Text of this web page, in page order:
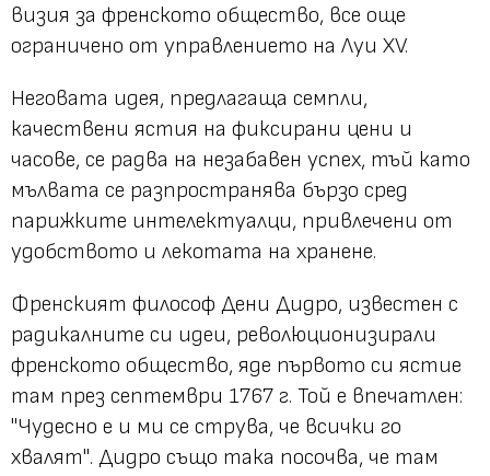
визия за френското общество, все още
ограничено от управлението на Луи XV.
Неговата идея, предлагаща семпли,
качествени ястия на фиксирани цени и
часове, се радва на незабавен успех, тъй като
мълвата се разпространява бързо сред
парижките интелектуалци, привлечени от
удобството и лекотата на хранене.
Френският философ Дени Дидро, известен с
радикалните си идеи, революционизирали
френското общество, яде първото си ястие
там през септември 1767 г. Той е впечатлен:
"Чудесно е и ми се струва, че всички го
хвалят". Дидро също така посочва, че там